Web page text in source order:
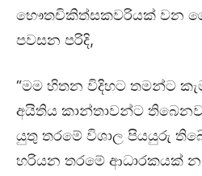
භෞතචිකිත්සකවරියක් වන
පවසන පරිදි,
“මම හිතන විදිහට තමන්ට
අයිතිය කාන්තාවන්ට
යුතු තරමේ විශාල පියයුරු
හරියන තරමේ ආධාරකයක්